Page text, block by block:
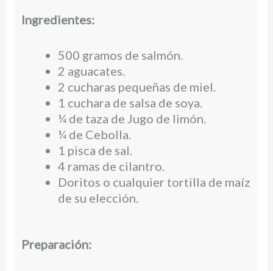
Ingredientes:
500 gramos de salmón.
2 aguacates.
2 cucharas pequeñas de miel.
1 cuchara de salsa de soya.
¼ de taza de Jugo de limón.
¼ de Cebolla.
1 pisca de sal.
4 ramas de cilantro.
Doritos o cualquier tortilla de maíz
de su elección.
Preparación: